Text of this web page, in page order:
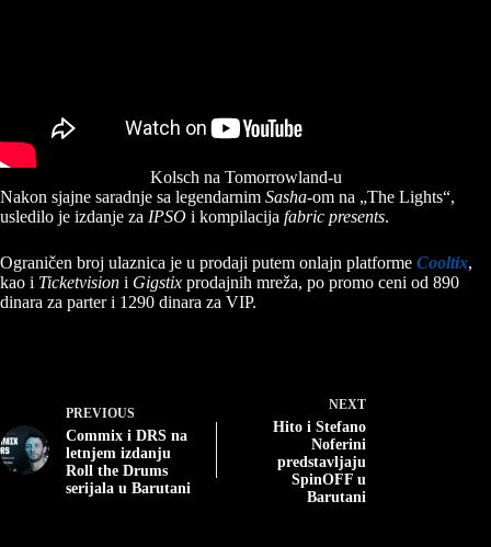
Kolsch na Tomorrowland-u
Nakon sjajne saradnje sa legendarnim Sasha-om na „The Lights“,
usledilo je izdanje za IPSO i kompilacija fabric presents.
Ograničen broj ulaznica je u prodaji putem onlajn platforme Cooltix,
kao i Ticketvision i Gigstix prodajnih mreža, po promo ceni od 890
dinara za parter i 1290 dinara za VIP.
PREVIOUS
Commix i DRS na
letnjem izdanju
Roll the Drums
serijala u Barutani
NEXT
Hito i Stefano
Noferini
predstavljaju
SpinOFF u
Barutani